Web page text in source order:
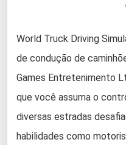
World Truck Driving
de condução de
Games Entretenimento
que você assuma o
diversas estradas
habilidades como